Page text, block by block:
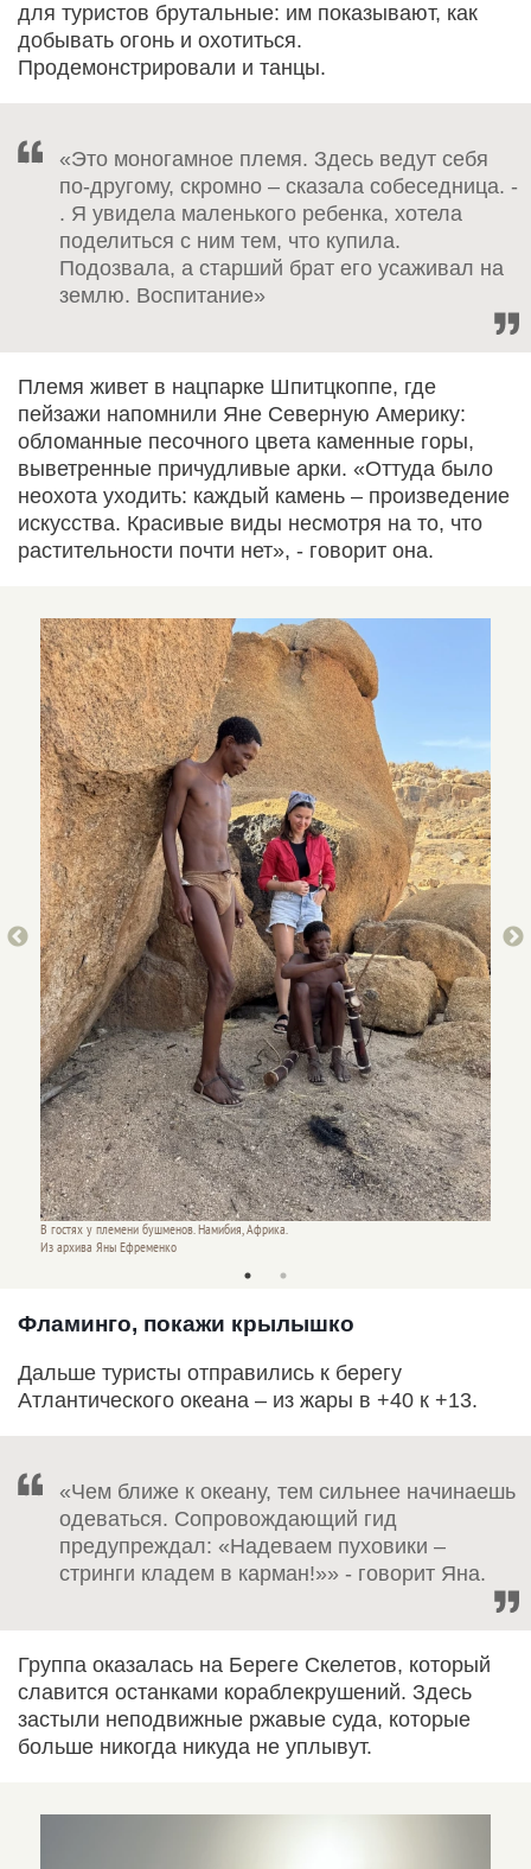
для туристов брутальные: им показывают, как
добывать огонь и охотиться.
Продемонстрировали и танцы.
«Это моногамное племя. Здесь ведут себя
по-другому, скромно – сказала собеседница. -
. Я увидела маленького ребенка, хотела
поделиться с ним тем, что купила.
Подозвала, а старший брат его усаживал на
землю. Воспитание»
Племя живет в нацпарке Шпитцкоппе, где
пейзажи напомнили Яне Северную Америку:
обломанные песочного цвета каменные горы,
выветренные причудливые арки. «Оттуда было
неохота уходить: каждый камень – произведение
искусства. Красивые виды несмотря на то, что
растительности почти нет», - говорит она.
В гостях у племени бушменов. Намибия, Африка.
Из архива Яны Ефременко
Фламинго, покажи крылышко
Дальше туристы отправились к берегу
Атлантического океана – из жары в +40 к +13.
«Чем ближе к океану, тем сильнее начинаешь
одеваться. Сопровождающий гид
предупреждал: «Надеваем пуховики –
стринги кладем в карман!»» - говорит Яна.
Группа оказалась на Береге Скелетов, который
славится останками кораблекрушений. Здесь
застыли неподвижные ржавые суда, которые
больше никогда никуда не уплывут.